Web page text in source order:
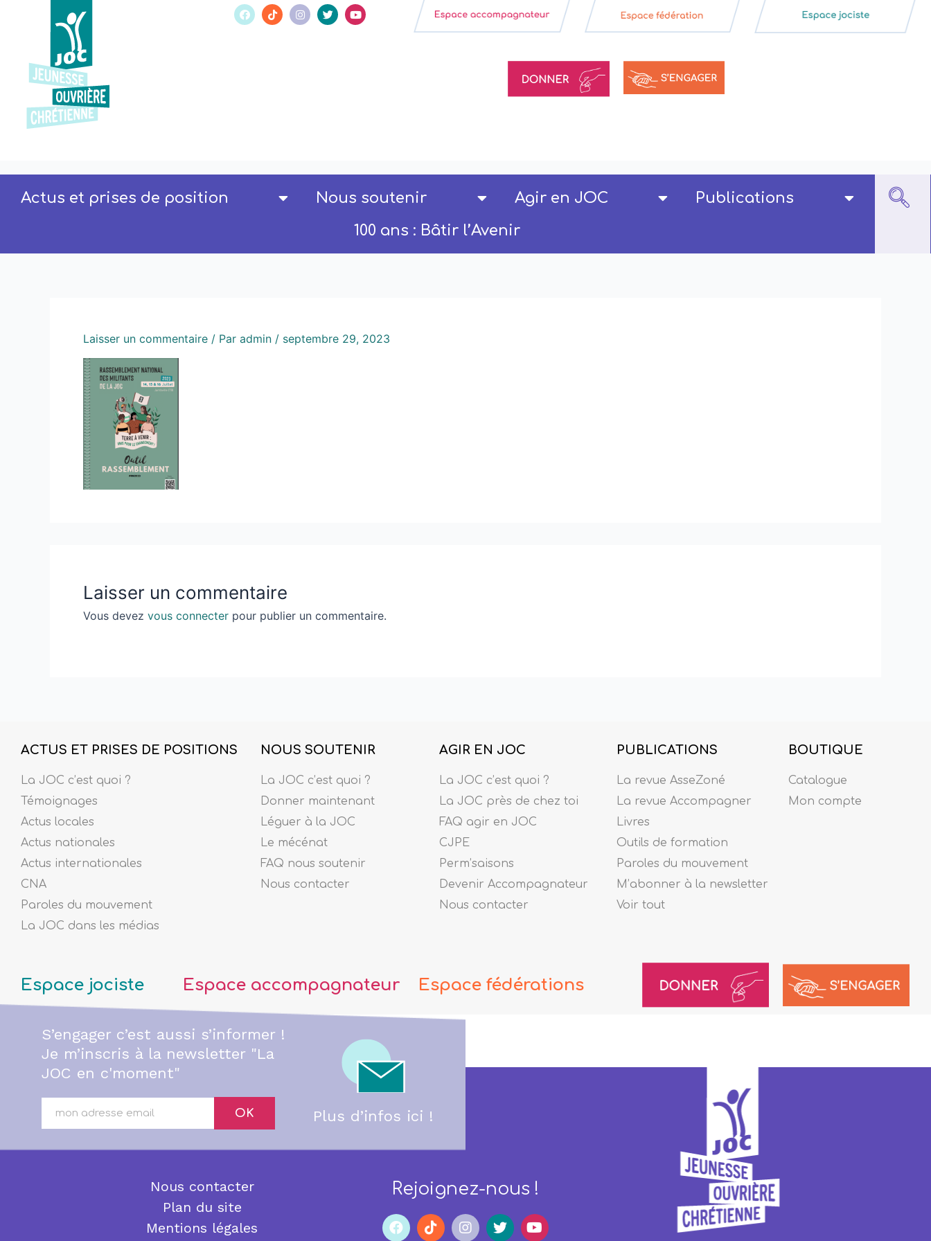
Actus et prises de position Nous soutenir Agir en JOC
Publications
100 ans : Bâtir l’Avenir
Laisser un commentaire / Par admin / septembre 29, 2023
Laisser un commentaire
Vous devez vous connecter pour publier un commentaire.
ACTUS ET PRISES DE POSITIONS
La JOC c’est quoi ?
Témoignages
Actus locales
Actus nationales
Actus internationales
CNA
Paroles du mouvement
La JOC dans les médias
NOUS SOUTENIR
La JOC c’est quoi ?
Donner maintenant
Léguer à la JOC
Le mécénat
FAQ nous soutenir
Nous contacter
AGIR EN JOC
La JOC c’est quoi ?
La JOC près de chez toi
FAQ agir en JOC
CJPE
Perm’saisons
Devenir Accompagnateur
Nous contacter
PUBLICATIONS
La revue AsseZoné
La revue Accompagner
Livres
Outils de formation
Paroles du mouvement
M’abonner à la newsletter
Voir tout
BOUTIQUE
Catalogue
Mon compte
Espace jociste Espace accompagnateur Espace fédérations
S’engager c’est aussi s’informer !
Je m’inscris à la newsletter "La
JOC en c'moment"
OK Plus d’infos ici !
Nous contacter
Plan du site
Mentions légales
Rejoignez-nous !